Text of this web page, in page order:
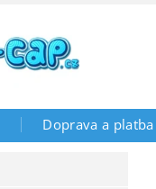
Doprava a platba